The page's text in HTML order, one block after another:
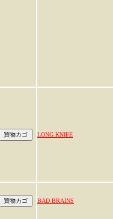
LONG KNIFE
BAD BRAINS